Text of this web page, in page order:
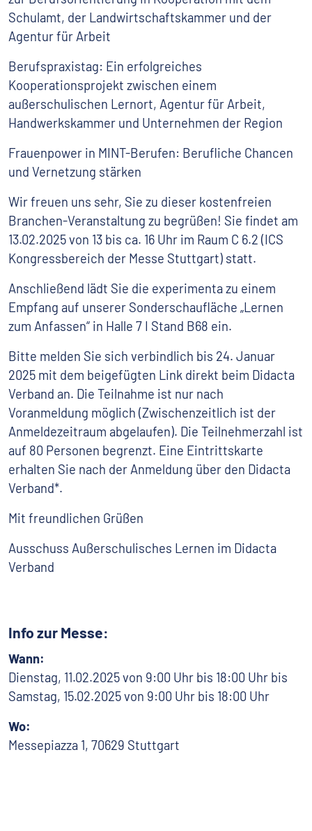
Schulamt, der Landwirtschaftskammer und der
Agentur für Arbeit
Berufspraxistag: Ein erfolgreiches
Kooperationsprojekt zwischen einem
außerschulischen Lernort, Agentur für Arbeit,
Handwerkskammer und Unternehmen der Region
Frauenpower in MINT-Berufen: Berufliche Chancen
und Vernetzung stärken
Wir freuen uns sehr, Sie zu dieser kostenfreien
Branchen-Veranstaltung zu begrüßen! Sie findet am
13.02.2025 von 13 bis ca. 16 Uhr im Raum C 6.2 (ICS
Kongressbereich der Messe Stuttgart) statt.
Anschließend lädt Sie die experimenta zu einem
Empfang auf unserer Sonderschaufläche „Lernen
zum Anfassen“ in Halle 7 I Stand B68 ein.
Bitte melden Sie sich verbindlich bis 24. Januar
2025 mit dem beigefügten Link direkt beim Didacta
Verband an. Die Teilnahme ist nur nach
Voranmeldung möglich (Zwischenzeitlich ist der
Anmeldezeitraum abgelaufen). Die Teilnehmerzahl ist
auf 80 Personen begrenzt. Eine Eintrittskarte
erhalten Sie nach der Anmeldung über den Didacta
Verband*.
Mit freundlichen Grüßen
Ausschuss Außerschulisches Lernen im Didacta
Verband
Info zur Messe:
Wann:
Dienstag, 11.02.2025 von 9:00 Uhr bis 18:00 Uhr bis
Samstag, 15.02.2025 von 9:00 Uhr bis 18:00 Uhr
Wo:
Messepiazza 1, 70629 Stuttgart